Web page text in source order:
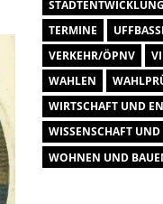
STADTENTWICKLUNG
TERMINE
VERKEHR/ÖPNV
WAHLEN
WIRTSCHAFT UND
WISSENSCHAFT
WOHNEN UND